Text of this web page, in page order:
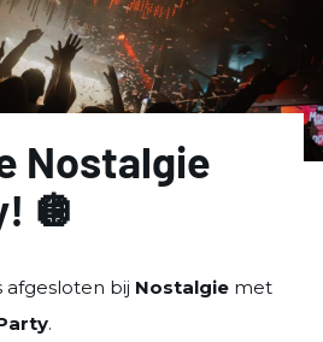
Nostalgie
🪩
afgesloten bij Nostalgie met
.